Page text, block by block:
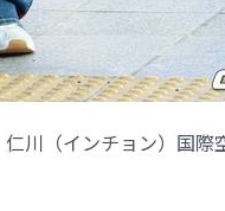
川（インチョン）国際